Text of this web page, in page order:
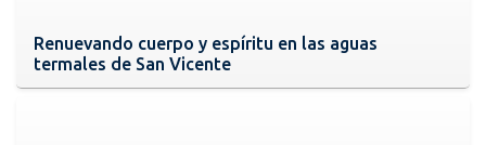
Renuevando cuerpo y espíritu en las aguas
termales de San Vicente